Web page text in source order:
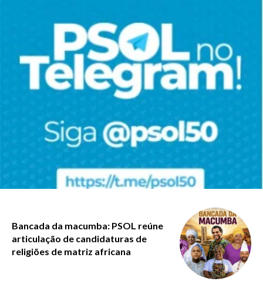
Bancada da macumba: PSOL reúne
articulação de candidaturas de
religiões de matriz africana